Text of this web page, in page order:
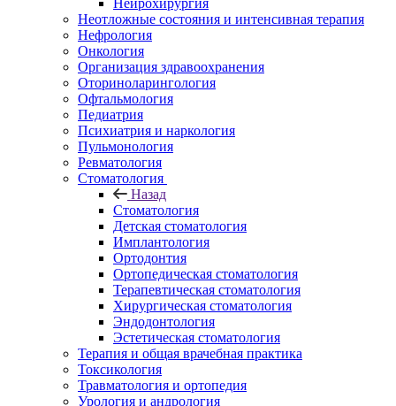
Нейрохирургия
Неотложные состояния и интенсивная терапия
Нефрология
Онкология
Организация здравоохранения
Оториноларингология
Офтальмология
Педиатрия
Психиатрия и наркология
Пульмонология
Ревматология
Стоматология
Назад
Стоматология
Детская стоматология
Имплантология
Ортодонтия
Ортопедическая стоматология
Терапевтическая стоматология
Хирургическая стоматология
Эндодонтология
Эстетическая стоматология
Терапия и общая врачебная практика
Токсикология
Травматология и ортопедия
Урология и андрология